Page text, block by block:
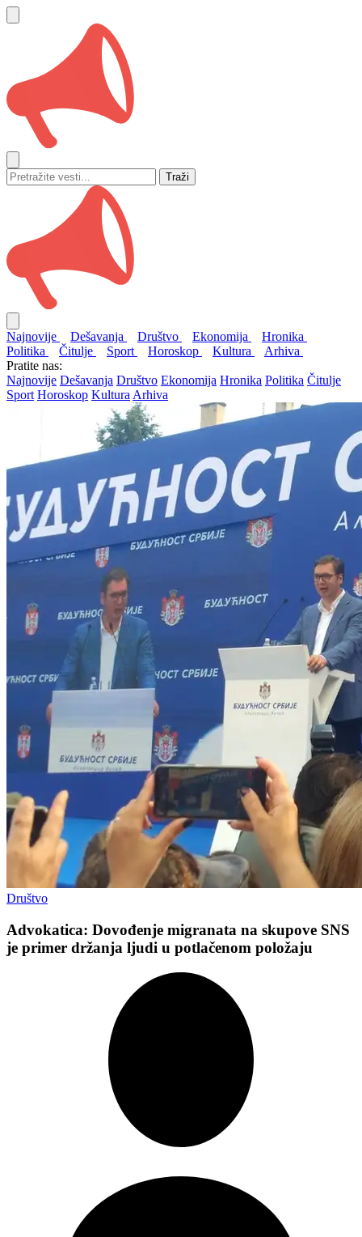
Traži
Najnovije Dešavanja Društvo Ekonomija
Hronika
Politika
Čitulje Sport Horoskop Kultura
Arhiva
Pratite nas:
Najnovije Dešavanja Društvo Ekonomija Hronika Politika Čitulje
Sport Horoskop Kultura Arhiva
Društvo
Advokatica: Dovođenje migranata na skupove SNS
je primer držanja ljudi u potlačenom položaju